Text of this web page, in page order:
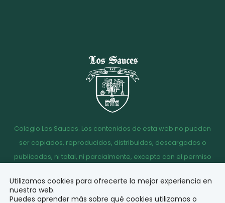
Colegio Los Sauces. Los contenidos de esta web no pueden
ser copiados, reproducidos, distribuidos, descargados o
publicados, ni total, ni parcialmente, excepto con el permiso
Aviso
legal
Política de
Privacidad
Política de
Cookies
Acceso
Utilizamos cookies para ofrecerte la mejor experiencia en
nuestra web.
Puedes aprender más sobre qué cookies utilizamos o